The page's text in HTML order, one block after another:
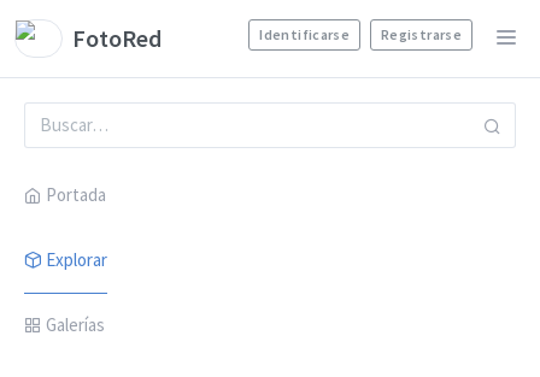
FotoRed Identificarse Registrarse
Portada
Explorar
Galerías